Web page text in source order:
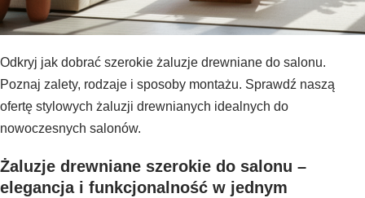
Odkryj jak dobrać szerokie żaluzje drewniane do salonu.
Poznaj zalety, rodzaje i sposoby montażu. Sprawdź naszą
ofertę stylowych żaluzji drewnianych idealnych do
nowoczesnych salonów.
Żaluzje drewniane szerokie do salonu –
elegancja i funkcjonalność w jednym